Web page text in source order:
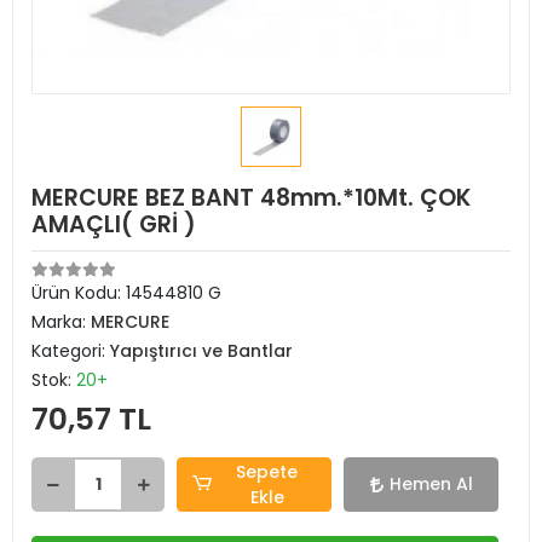
MERCURE BEZ BANT 48mm.*10Mt. ÇOK
AMAÇLI( GRİ )
Ürün Kodu: 14544810 G
Marka: MERCURE
Kategori: Yapıştırıcı ve Bantlar
Stok: 20+
70,57 TL
Sepete
Ekle
Hemen Al